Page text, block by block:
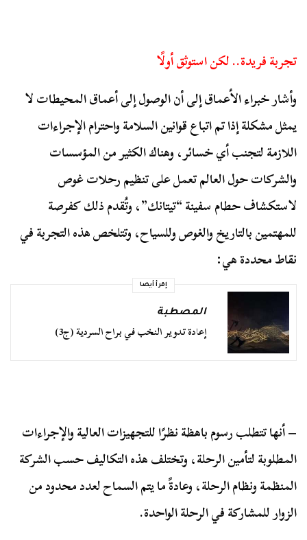
تجربة فريدة.. لكن استوثق أولًا
وأشار خبراء الأعماق إلى أن الوصول إلى أعماق المحيطات لا
يمثل مشكلة إذا تم اتباع قوانين السلامة واحترام الإجراءات
اللازمة لتجنب أي خسائر، وهناك الكثير من المؤسسات
والشركات حول العالم تعمل على تنظيم رحلات غوص
لاستكشاف حطام سفينة “تيتانك”، وتُقدم ذلك كفرصة
للمهتمين بالتاريخ والغوص وللسياح، وتتلخص هذه التجربة في
نقاط محددة هي:
إقرأ أيضا
المصطبة
إعادة تدوير النخب في براح السردية (ج3)
– أنها تتطلب رسوم باهظة نظرًا للتجهيزات العالية والإجراءات
المطلوبة لتأمين الرحلة، وتختلف هذه التكاليف حسب الشركة
المنظمة ونظام الرحلة، وعادةً ما يتم السماح لعدد محدود من
الزوار للمشاركة في الرحلة الواحدة.